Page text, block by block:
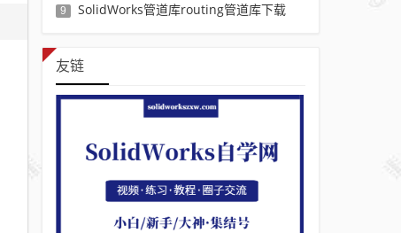
9 SolidWorks管道库routing管道库下载
友链